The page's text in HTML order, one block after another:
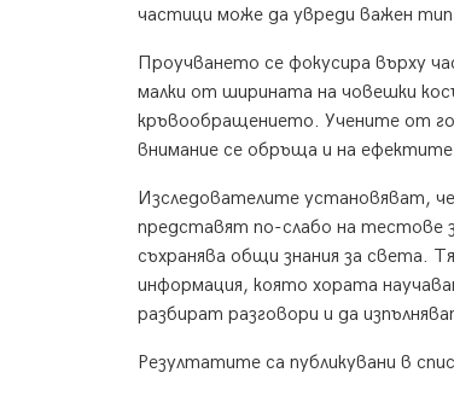
частици може да увреди важен
Проучването се фокусира върху
малки от ширината на човешки
кръвообращението. Учените от
внимание се обръща и на ефектите
Изследователите установяват, че
представят по-слабо на
съхранява общи знания за света.
информация, която хората
разбират разговори и да
Резултатите са публикувани в